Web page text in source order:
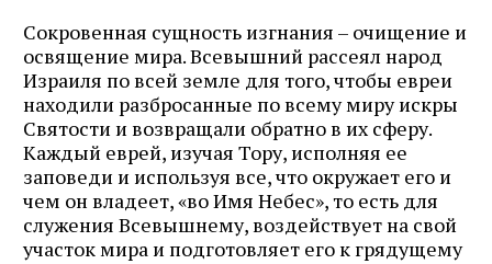
Сокровенная сущность изгнания – очищение и
освящение мира. Всевышний рассеял народ
Израиля по всей земле для того, чтобы евреи
находили разбросанные по всему миру искры
Святости и возвращали обратно в их сферу.
Каждый еврей, изучая Тору, исполняя ее
заповеди и используя все, что окружает его и
чем он владеет, «во Имя Небес», то есть для
служения Всевышнему, воздействует на свой
участок мира и подготовляет его к грядущему